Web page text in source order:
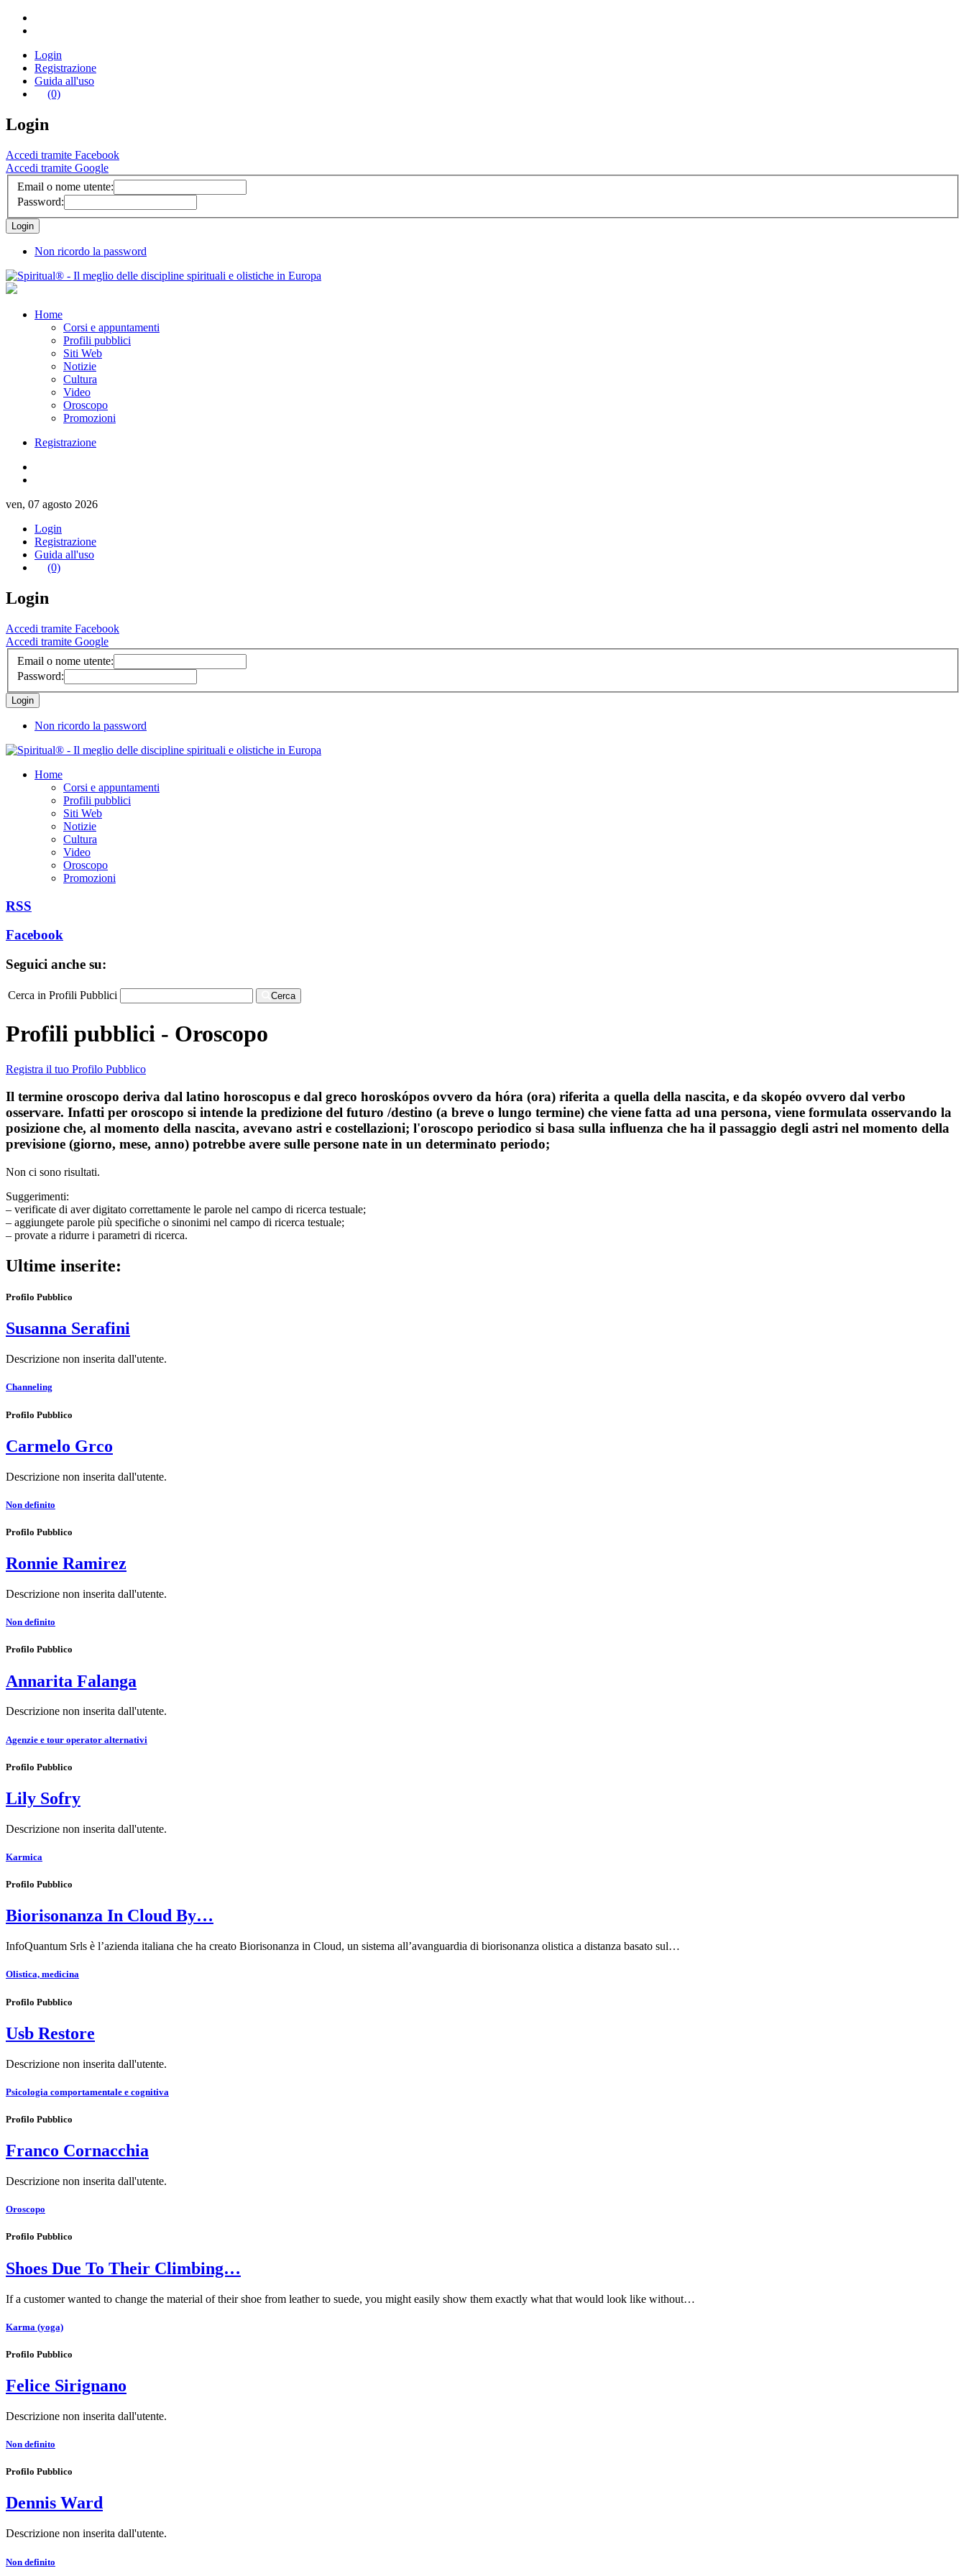
Login
Registrazione
Guida all'uso
(0)
Login
Accedi tramite Facebook
Accedi tramite Google
Email o nome utente:
Password:
Non ricordo la password
Home
Corsi e appuntamenti
Profili pubblici
Siti Web
Notizie
Cultura
Video
Oroscopo
Promozioni
Registrazione
ven, 07 agosto 2026
Login
Registrazione
Guida all'uso
(0)
Login
Accedi tramite Facebook
Accedi tramite Google
Email o nome utente:
Password:
Non ricordo la password
Home
Corsi e appuntamenti
Profili pubblici
Siti Web
Notizie
Cultura
Video
Oroscopo
Promozioni
RSS
Facebook
Seguici anche su:
Cerca in Profili Pubblici Cerca
Profili pubblici - Oroscopo
Registra il tuo Profilo Pubblico
Il termine oroscopo deriva dal latino horoscopus e dal greco horoskópos ovvero da hóra (ora) riferita a quella della nascita, e da skopéo ovvero dal verbo
osservare. Infatti per oroscopo si intende la predizione del futuro /destino (a breve o lungo termine) che viene fatta ad una persona, viene formulata osservando la
posizione che, al momento della nascita, avevano astri e costellazioni; l'oroscopo periodico si basa sulla influenza che ha il passaggio degli astri nel momento della
previsione (giorno, mese, anno) potrebbe avere sulle persone nate in un determinato periodo;
Non ci sono risultati.
Suggerimenti:
– verificate di aver digitato correttamente le parole nel campo di ricerca testuale;
– aggiungete parole più specifiche o sinonimi nel campo di ricerca testuale;
– provate a ridurre i parametri di ricerca.
Ultime inserite:
Profilo Pubblico
Susanna Serafini
Descrizione non inserita dall'utente.
Channeling
Profilo Pubblico
Carmelo Grco
Descrizione non inserita dall'utente.
Non definito
Profilo Pubblico
Ronnie Ramirez
Descrizione non inserita dall'utente.
Non definito
Profilo Pubblico
Annarita Falanga
Descrizione non inserita dall'utente.
Agenzie e tour operator alternativi
Profilo Pubblico
Lily Sofry
Descrizione non inserita dall'utente.
Karmica
Profilo Pubblico
Biorisonanza In Cloud By…
InfoQuantum Srls è l’azienda italiana che ha creato Biorisonanza in Cloud, un sistema all’avanguardia di biorisonanza olistica a distanza basato sul…
Olistica, medicina
Profilo Pubblico
Usb Restore
Descrizione non inserita dall'utente.
Psicologia comportamentale e cognitiva
Profilo Pubblico
Franco Cornacchia
Descrizione non inserita dall'utente.
Oroscopo
Profilo Pubblico
Shoes Due To Their Climbing…
If a customer wanted to change the material of their shoe from leather to suede, you might easily show them exactly what that would look like without…
Karma (yoga)
Profilo Pubblico
Felice Sirignano
Descrizione non inserita dall'utente.
Non definito
Profilo Pubblico
Dennis Ward
Descrizione non inserita dall'utente.
Non definito